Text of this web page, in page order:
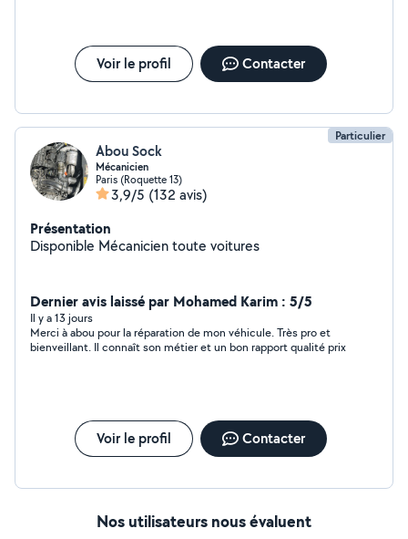
Voir le profil Contacter
Particulier
Abou Sock
Mécanicien
Paris (Roquette 13)
3,9/5 (132 avis)
Présentation
Disponible Mécanicien toute voitures
Dernier avis laissé par Mohamed Karim : 5/5
Il y a 13 jours
Merci à abou pour la réparation de mon véhicule. Très pro et
bienveillant. Il connaît son métier et un bon rapport qualité prix
Voir le profil Contacter
Nos utilisateurs nous évaluent